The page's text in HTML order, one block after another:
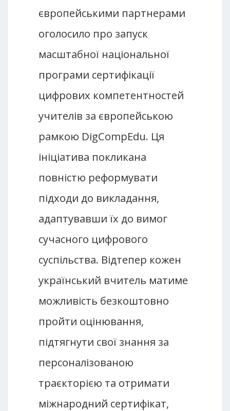
європейськими партнерами
оголосило про запуск
масштабної національної
програми сертифікації
цифрових компетентностей
учителів за європейською
рамкою DigCompEdu. Ця
ініціатива покликана
повністю реформувати
підходи до викладання,
адаптувавши їх до вимог
сучасного цифрового
суспільства. Відтепер кожен
український вчитель матиме
можливість безкоштовно
пройти оцінювання,
підтягнути свої знання за
персоналізованою
траєкторією та отримати
міжнародний сертифікат,